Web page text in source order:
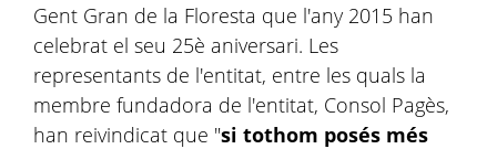
Gent Gran de la Floresta que l'any 2015 han
celebrat el seu 25è aniversari. Les
representants de l'entitat, entre les quals la
membre fundadora de l'entitat, Consol Pagès,
han reivindicat que "si tothom posés més